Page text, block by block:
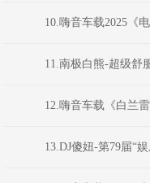
混音车载串烧大碟》 河南DJ
10.嗨音车载2025《
山歌好比春江水车载串烧》
11.南极白熊-超级舒
12.嗨音车载《白兰
敲起锣·我的祖国·民谣串烧
13.DJ傻妞-第79届“